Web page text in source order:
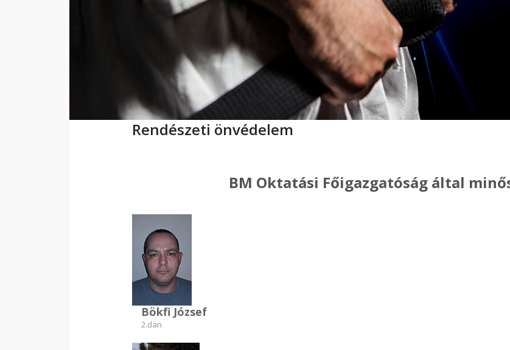
Rendészeti önvédelem
BM Oktatási Főigazgatóság által
Bökfi József
2.dan